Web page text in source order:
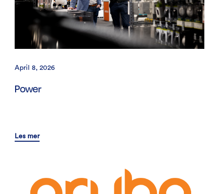
April 8, 2026
Power
Les mer